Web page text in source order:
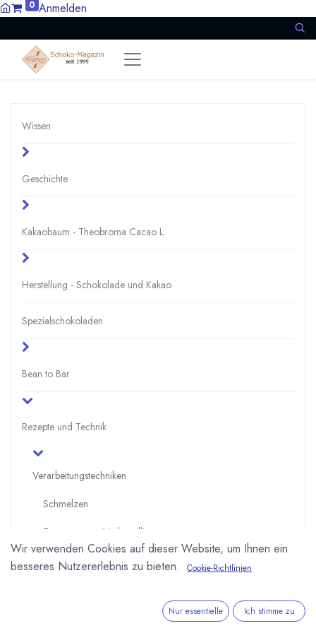
0 Anmelden
Wissen
Geschichte
Kakaobaum - Theobroma Cacao L.
Herstellung - Schokolade und Kakao
Spezialschokoladen
Bean to Bar
Rezepte und Technik
Verarbeitungstechniken
Schmelzen
Temperieren - Vorkirstallisieren
Färben von Formen
Wir verwenden Cookies auf dieser Website, um Ihnen ein
besseres Nutzererlebnis zu bieten.
Cookie-Richtlinien
Nur essentielle Ich stimme zu